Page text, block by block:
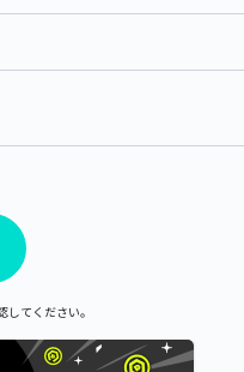
てください。